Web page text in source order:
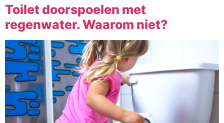
Toilet doorspoelen met
regenwater. Waarom niet?